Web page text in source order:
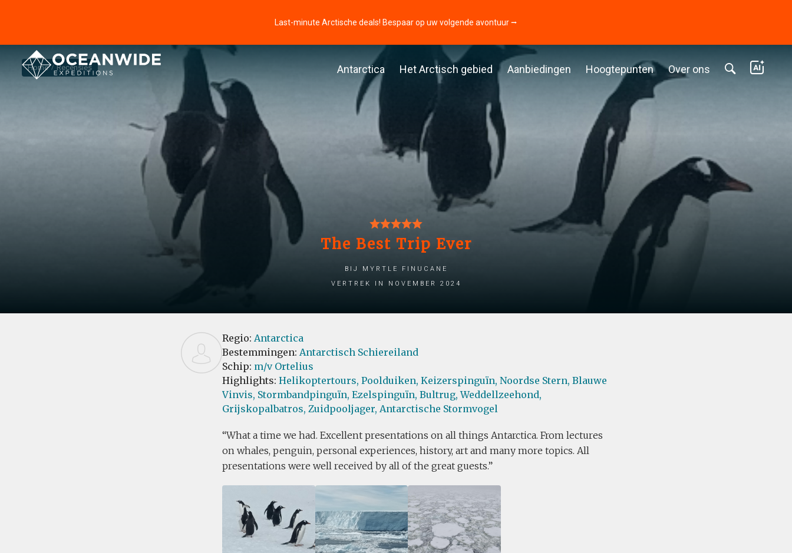
Last-minute Arctische deals! Bespaar op uw volgende avontuur ⭢
Antarctica Het Arctisch gebied Aanbiedingen Hoogtepunten Over ons
Home Recensies
The Best Trip Ever
bij Myrtle Finucane
Vertrek in November 2024
Regio: Antarctica
Bestemmingen: Antarctisch Schiereiland
Schip: m/v Ortelius
Highlights: Helikoptertours, Poolduiken, Keizerspinguïn, Noordse Stern, Blauwe
Vinvis, Stormbandpinguïn, Ezelspinguïn, Bultrug, Weddellzeehond,
Grijskopalbatros, Zuidpooljager, Antarctische Stormvogel
What a time we had. Excellent presentations on all things Antarctica. From lectures
on whales, penguin, personal experiences, history, art and many more topics. All
presentations were well received by all of the great guests.